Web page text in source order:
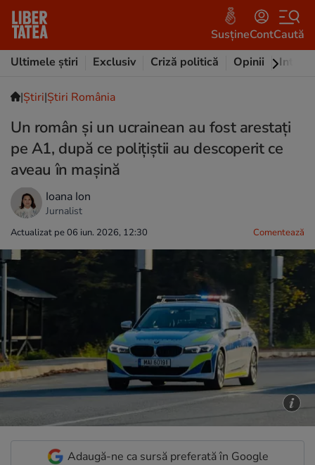
SusțineContCaută
Ultimele știri
Exclusiv Criză politică Opinii
|Ştiri|Știri România
Un român și un ucrainean au fost arestați
pe A1, după ce polițiștii au descoperit ce
aveau în mașină
Ioana Ion
Jurnalist
Actualizat pe 06 iun. 2026, 12:30 Comentează
Adaugă-ne ca sursă preferată în Google